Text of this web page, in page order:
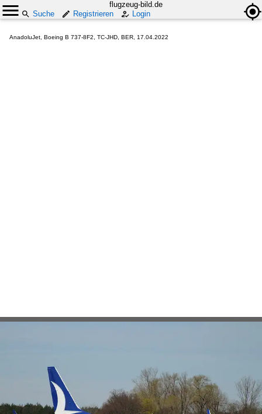
flugzeug-bild.de
Suche
Registrieren Login
AnadoluJet, Boeing B 737-8F2, TC-JHD, BER, 17.04.2022